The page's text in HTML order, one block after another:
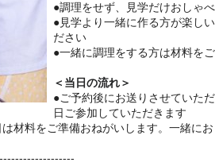
●調理をせず、見学だけおしゃ
●見学より一緒に作る方が楽し
ださい
●一緒に調理をする方は材料をご
＜当日の流れ＞
●ご予約後にお送りさせていた
日ご参加していただきます
材料をご準備おねがいします。一緒に